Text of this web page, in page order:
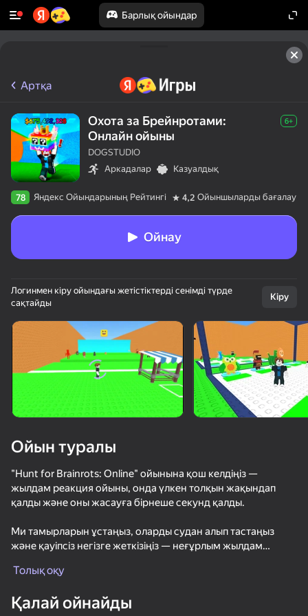
Барлық ойындар
Құрылғыны бұрыңыз
Ойын тек көлденең
бағдарда ғана істейді
Клавишный побег: +1 к скорости
Артқа
Охота за Брейнротами:
Онлайн ойыны
6+
DOGSTUDIO
Аркадалар
Казуалдық
78 Яндекс Ойындарының Рейтингі 4,2 Ойыншыларды бағалау
Ойнау
Логинмен кіру ойындағы жетістіктерді сенімді түрде
сақтайды
Кіру
Ойын туралы
"Hunt for Brainrots: Online" ойынына қош келдіңіз —
жылдам реакция ойыны, онда үлкен толқын жақындап
қалды және оны жасауға бірнеше секунд қалды.
Ми тамырларын ұстаңыз, оларды судан алып тастаңыз
және қауіпсіз негізге жеткізіңіз — неғұрлым жылдам
мүмкіндігіңіз соғұрлым жоғары болады.
Ми тамырларын қауіпті аймақтардан уақытында шығару
Толық оқу
Қалай ойнайды